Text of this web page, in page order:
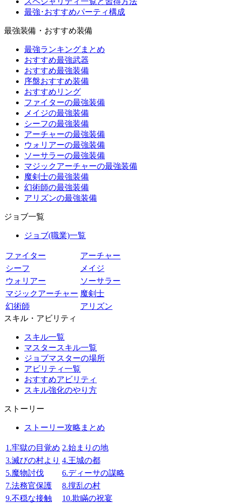
最強･おすすめパーティ構成
最強装備・おすすめ装備
最強ランキングまとめ
おすすめ最強武器
おすすめ最強装備
序盤おすすめ装備
おすすめリング
ファイターの最強装備
メイジの最強装備
シーフの最強装備
アーチャーの最強装備
ウォリアーの最強装備
ソーサラーの最強装備
マジックアーチャーの最強装備
魔剣士の最強装備
幻術師の最強装備
アリズンの最強装備
ジョブ一覧
ジョブ(職業)一覧
ファイター
アーチャー
シーフ
メイジ
ウォリアー
ソーサラー
マジックアーチャー 魔剣士
幻術師
アリズン
スキル・アビリティ
スキル一覧
マスタースキル一覧
ジョブマスターの場所
アビリティ一覧
おすすめアビリティ
スキル強化のやり方
ストーリー
ストーリー攻略まとめ
1.牢獄の目覚め 2.始まりの地
3.滅びの村より 4.王城の都
5.魔物討伐
6.ディーサの謀略
7.法務官保護
8.撹乱の村
9.不穏な接触
10.欺瞞の祝宴